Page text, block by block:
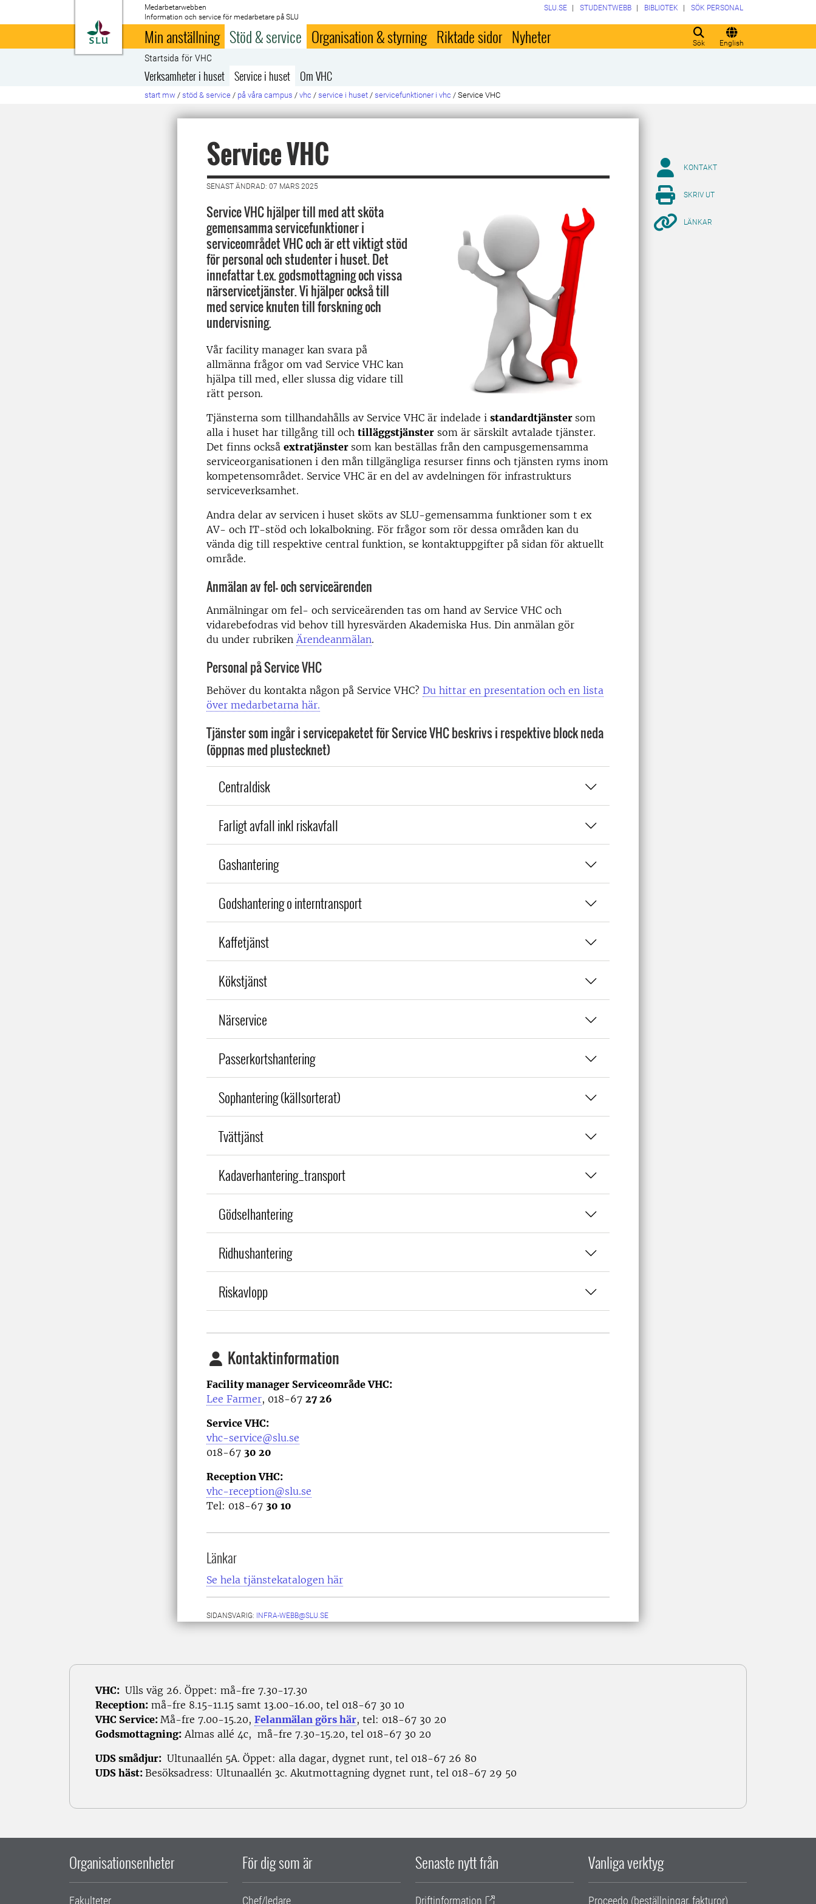
Till startsida
Medarbetarwebben
Information och service för medarbetare på SLU
Sök English
SLU.SE STUDENTWEBB BIBLIOTEK SÖK PERSONAL
Min anställning Stöd & service Organisation & styrning Riktade sidor Nyheter
Startsida för VHC
Verksamheter i huset Service i huset Om VHC
start mw / stöd & service / på våra campus / vhc / service i huset / servicefunktioner i vhc / Service VHC
Service VHC
SENAST ÄNDRAD: 07 MARS 2025
Service VHC hjälper till med att sköta
gemensamma servicefunktioner i
serviceområdet VHC och är ett viktigt stöd
för personal och studenter i huset. Det
innefattar t.ex. godsmottagning och vissa
närservicetjänster. Vi hjälper också till
med service knuten till forskning och
undervisning.
Vår facility manager kan svara på
allmänna frågor om vad Service VHC kan
hjälpa till med, eller slussa dig vidare till
rätt person.
Tjänsterna som tillhandahålls av Service VHC är indelade i standardtjänster som
alla i huset har tillgång till och tilläggstjänster som är särskilt avtalade tjänster.
Det finns också extratjänster som kan beställas från den campusgemensamma
serviceorganisationen i den mån tillgängliga resurser finns och tjänsten ryms inom
kompetensområdet. Service VHC är en del av avdelningen för infrastrukturs
serviceverksamhet.
Andra delar av servicen i huset sköts av SLU-gemensamma funktioner som t ex
AV- och IT-stöd och lokalbokning. För frågor som rör dessa områden kan du
vända dig till respektive central funktion, se kontaktuppgifter på sidan för aktuellt
område.
Anmälan av fel- och serviceärenden
Anmälningar om fel- och serviceärenden tas om hand av Service VHC och
vidarebefodras vid behov till hyresvärden Akademiska Hus. Din anmälan gör
du under rubriken Ärendeanmälan.
Personal på Service VHC
Behöver du kontakta någon på Service VHC? Du hittar en presentation och en lista
över medarbetarna här.
Tjänster som ingår i servicepaketet för Service VHC beskrivs i respektive block neda
(öppnas med plustecknet)
Centraldisk
Farligt avfall inkl riskavfall
Gashantering
Godshantering o interntransport
Kaffetjänst
Kökstjänst
Närservice
Passerkortshantering
Sophantering (källsorterat)
Tvättjänst
Kadaverhantering_transport
Gödselhantering
Ridhushantering
Riskavlopp
Kontaktinformation
Facility manager Serviceområde VHC:
Lee Farmer, 018-67 27 26
Service VHC:
vhc-service@slu.se
018-67 30 20
Reception VHC:
vhc-reception@slu.se
Tel: 018-67 30 10
Länkar
Se hela tjänstekatalogen här
SIDANSVARIG: INFRA-WEBB@SLU.SE
KONTAKT
SKRIV UT
LÄNKAR
VHC: Ulls väg 26. Öppet: må-fre 7.30-17.30
Reception: må-fre 8.15-11.15 samt 13.00-16.00, tel 018-67 30 10
VHC Service: Må-fre 7.00-15.20, Felanmälan görs här, tel: 018-67 30 20
Godsmottagning: Almas allé 4c, må-fre 7.30-15.20, tel 018-67 30 20
UDS smådjur: Ultunaallén 5A. Öppet: alla dagar, dygnet runt, tel 018-67 26 80
UDS häst: Besöksadress: Ultunaallén 3c. Akutmottagning dygnet runt, tel 018-67 29 50
Organisationsenheter
Fakulteter
För dig som är
Chef/ledare
Senaste nytt från
Driftinformation
Vanliga verktyg
Proceedo (beställningar, fakturor)